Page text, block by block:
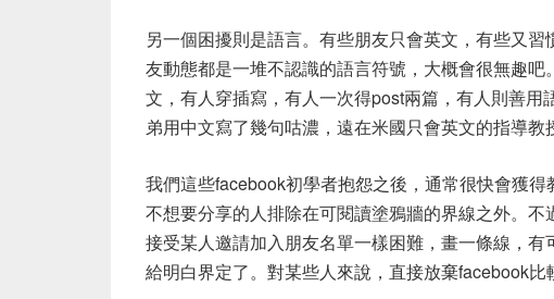
另一個困擾則是語言。有些朋友只會英文，有些又
友動態都是一堆不認識的語言符號，大概會很無趣
文，有人穿插寫，有人一次得post兩篇，有人則善
弟用中文寫了幾句咕濃，遠在米國只會英文的指導教
我們這些facebook初學者抱怨之後，通常很快會獲得
不想要分享的人排除在可閱讀塗鴉牆的界線之外。
接受某人邀請加入朋友名單一樣困難，畫一條線，
給明白界定了。對某些人來說，直接放棄facebook比